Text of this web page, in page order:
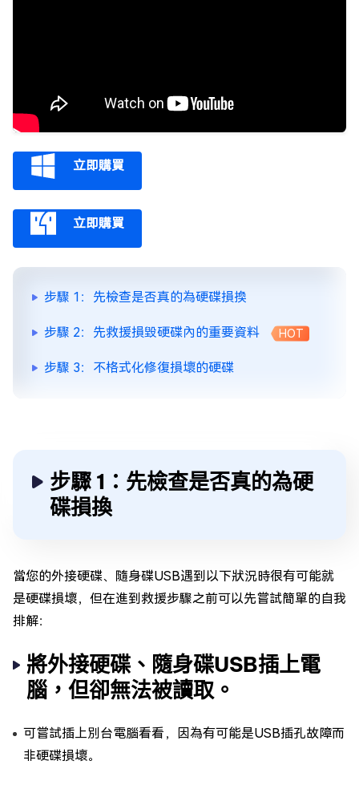
立即購買
立即購買
步驟 1：先檢查是否真的為硬碟損換
步驟 2：先救援損毀硬碟內的重要資料 HOT
步驟 3：不格式化修復損壞的硬碟
步驟 1：先檢查是否真的為硬
碟損換
當您的外接硬碟、隨身碟USB遇到以下狀況時很有可能就
是硬碟損壞，但在進到救援步驟之前可以先嘗試簡單的自我
排解：
將外接硬碟、隨身碟USB插上電
腦，但卻無法被讀取。
可嘗試插上別台電腦看看，因為有可能是USB插孔故障而
非硬碟損壞。